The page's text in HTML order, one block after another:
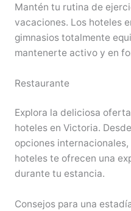
Mantén tu rutina de
vacaciones. Los hoteles
gimnasios totalmente
mantenerte activo y en
Restaurante
Explora la deliciosa
hoteles en Victoria.
opciones
hoteles te ofrecen una
durante tu estancia.
Consejos para una